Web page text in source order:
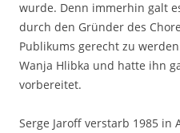
wurde. Denn immerhin galt
durch den Gründer des
Publikums gerecht zu
Wanja Hlibka und hatte ihn
vorbereitet.
Serge Jaroff verstarb 1985 in